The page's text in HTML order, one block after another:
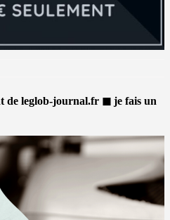
de leglob-journal.fr ◼ je fais un